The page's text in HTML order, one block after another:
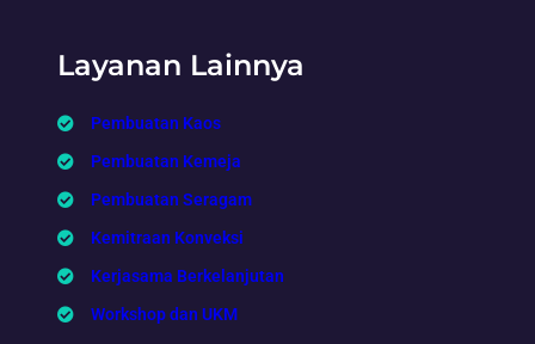
Layanan Lainnya
Pembuatan Kaos
Pembuatan Kemeja
Pembuatan Seragam
Kemitraan Konveksi
Kerjasama Berkelanjutan
Workshop dan UKM